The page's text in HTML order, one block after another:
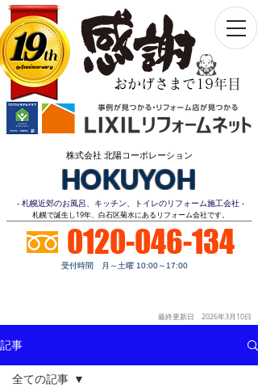
おかげさまで19年目
th
19
Anniversary​
株式会社 北陽コーポレーション
HOKUYOH
- 札幌近郊のお風呂、キッチン、トイレのリフォーム施工会社 -
​札幌で誕生し19年、白石区菊水にあるリフォーム会社です。
0120-046-134
受付時間 月～土曜 10:00～17:00
最終更新日 2026年3月10日
記事
全ての記事